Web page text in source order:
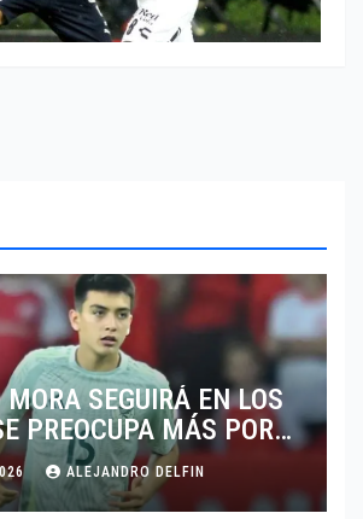
SEGUIRÁ EN LOS
PREOCUPA MÁS POR
EQUIPO.
ALEJANDRO DELFIN